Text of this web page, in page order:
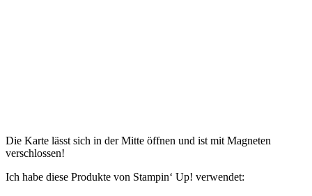
Die Karte lässt sich in der Mitte öffnen und ist mit Magneten
verschlossen!
Ich habe diese Produkte von Stampin‘ Up! verwendet: